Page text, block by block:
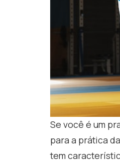
Se você é um
para a prática
tem